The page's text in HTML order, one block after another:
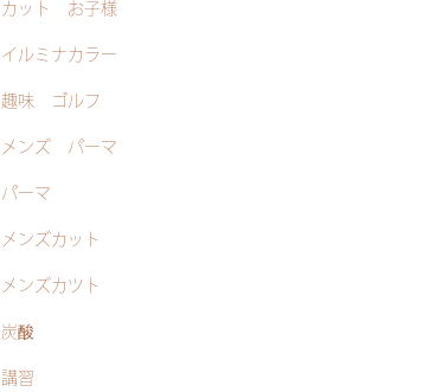
カット お子様
イルミナカラー
趣味 ゴルフ
メンズ パーマ
パーマ
メンズカット
メンズカツト
炭酸
講習